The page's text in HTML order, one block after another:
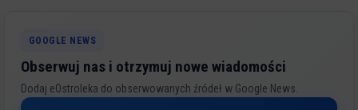
GOOGLE NEWS
Obserwuj nas i otrzymuj nowe wiadomości
Dodaj eOstroleka do obserwowanych źródeł w Google News.